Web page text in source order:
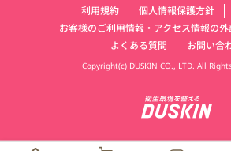
利用規約 個人情報保護方針
お客様のご利用情報・アクセス情報の
よくある質問
お問い合
Copyright(c) DUSKIN CO., LTD. All